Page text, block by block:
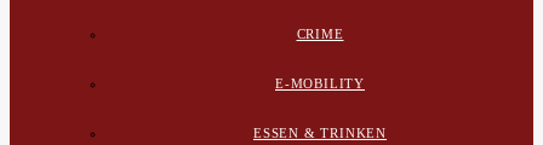
CRIME
E-MOBILITY
ESSEN & TRINKEN